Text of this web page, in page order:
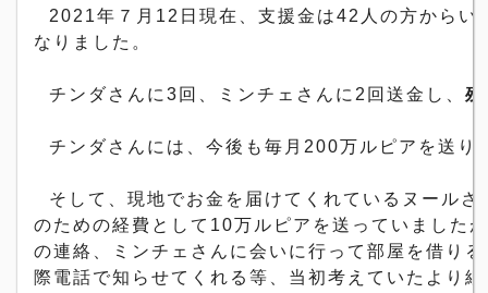
2021年７月 12 日現在、支援金は42 人の方からい
なりました。
チンダさんに 3 回、 ミンチェさんに 2 回送金し、 残
チンダさんには、今後も毎月 200万ルピアを送り
そして、 現地でお金を届けてくれているヌールさ
のための経費として 10万ルピアを送っていまし た
の連絡、
ミンチェさんに会いに行って部屋を借り
際電話で知らせてくれる等、 当初考えていたより